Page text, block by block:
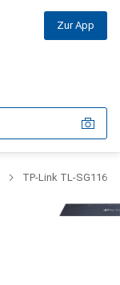
Zur App
TP-Link TL-SG116